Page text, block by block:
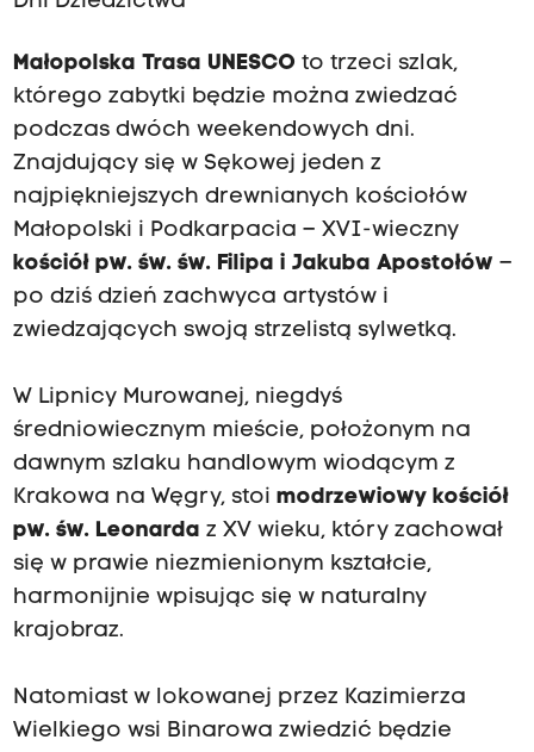
Małopolska Trasa UNESCO to trzeci szlak,
którego zabytki będzie można zwiedzać
podczas dwóch weekendowych dni.
Znajdujący się w Sękowej jeden z
najpiękniejszych drewnianych kościołów
Małopolski i Podkarpacia – XVI-wieczny
kościół pw. św. św. Filipa i Jakuba Apostołów –
po dziś dzień zachwyca artystów i
zwiedzających swoją strzelistą sylwetką.
W Lipnicy Murowanej, niegdyś
średniowiecznym mieście, położonym na
dawnym szlaku handlowym wiodącym z
Krakowa na Węgry, stoi modrzewiowy kościół
pw. św. Leonarda z XV wieku, który zachował
się w prawie niezmienionym kształcie,
harmonijnie wpisując się w naturalny
krajobraz.
Natomiast w lokowanej przez Kazimierza
Wielkiego wsi Binarowa zwiedzić będzie